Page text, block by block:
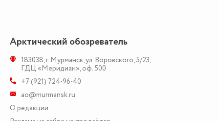
Арктический обозреватель
183038,г. Мурманск,ул. Воровского, 5/23,
ГДЦ «Меридиан», оф. 500
+7 (921) 724-96-40
ao@murmansk.ru
О редакции